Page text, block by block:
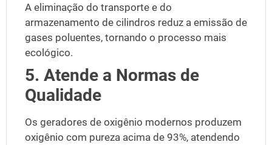
A eliminação do transporte e do
armazenamento de cilindros reduz a emissão de
gases poluentes, tornando o processo mais
ecológico.
5. Atende a Normas de
Qualidade
Os geradores de oxigênio modernos produzem
oxigênio com pureza acima de 93%, atendendo